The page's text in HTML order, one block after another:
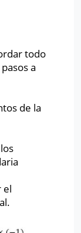
todo
a
de la
los
el